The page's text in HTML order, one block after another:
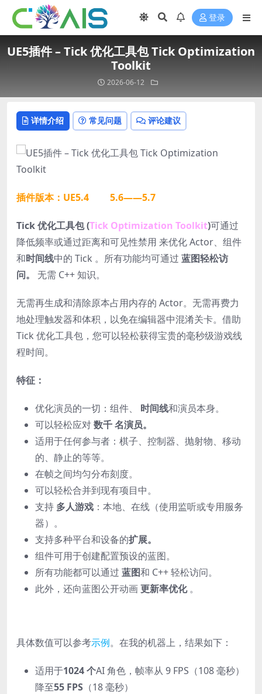
登录
UE5插件 – Tick 优化工具包 Tick Optimization
Toolkit
2026-06-12
详情介绍 常见问题 评论建议
插件版本：UE5.4 5.6——5.7
Tick 优化工具包 (Tick Optimization Toolkit)可通过
降低频率或通过距离和可见性禁用 来优化 Actor、组件
和时间线中的 Tick 。所有功能均可通过 蓝图轻松访
问。 无需 C++ 知识。
无需再生成和清除原本占用内存的 Actor。无需再费力
地处理触发器和体积，以免在编辑器中混淆关卡。借助
Tick 优化工具包，您可以轻松获得宝贵的毫秒级游戏线
程时间。
特征：
优化演员的一切：组件、 时间线和演员本身。
可以轻松应对数千 名演员。
适用于任何参与者：棋子、控制器、抛射物、移动
的、静止的等等。
在帧之间均匀分布刻度。
可以轻松合并到现有项目中。
支持 多人游戏 ：本地、在线（使用监听或专用服务
器）。
支持多种平台和设备的扩展。
组件可用于创建配置预设的蓝图。
所有功能都可以通过 蓝图和 C++ 轻松访问。
此外，还向蓝图公开动画更新率优化。
具体数值可以参考示例。在我的机器上，结果如下：
适用于1024 个AI 角色，帧率从 9 FPS（108 毫秒）
降至55 FPS （18 毫秒）